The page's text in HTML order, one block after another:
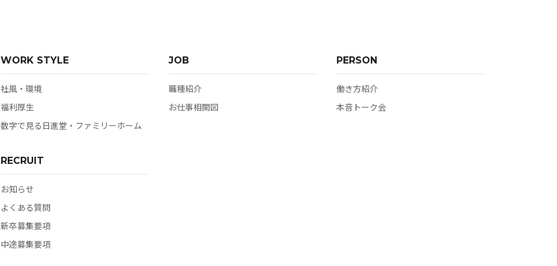
WORK STYLE
社⾵‧環境
福利厚⽣
数字で⾒る⽇進堂‧ファミリーホーム
JOB
職種紹介
お仕事相関図
PERSON
働き方紹介
本音トーク会
RECRUIT
お知らせ
よくある質問
新卒募集要項
中途募集要項